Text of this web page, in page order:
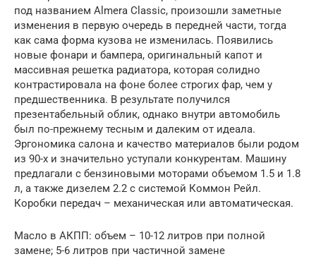
под названием Almera Classic, произошли заметные
изменения в первую очередь в передней части, тогда
как сама форма кузова не изменилась. Появились
новые фонари и бампера, оригинальный капот и
массивная решетка радиатора, которая солидно
контрастировала на фоне более строгих фар, чем у
предшественника. В результате получился
презентабельный облик, однако внутри автомобиль
был по-прежнему тесным и далеким от идеала.
Эргономика салона и качество материалов были родом
из 90-х и значительно уступали конкурентам. Машину
предлагали с бензиновыми моторами объемом 1.5 и 1.8
л, а также дизелем 2.2 с системой Коммон Рейл.
Коробки передач – механическая или автоматическая.
Масло в АКПП: объем – 10-12 литров при полной
замене; 5-6 литров при частичной замене